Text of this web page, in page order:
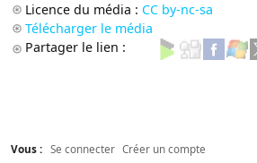
Licence du média : CC by-nc-sa
Télécharger le média
Partager le lien :
Vous : Se connecter Créer un compte